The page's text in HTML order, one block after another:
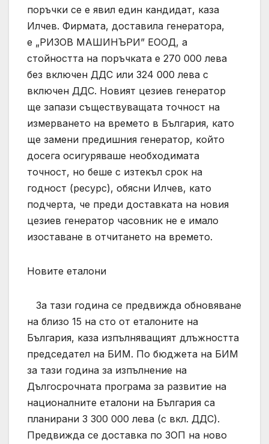
поръчки се е явил един кандидат, каза
Илчев. Фирмата, доставила генератора,
е „РИЗОВ МАШИНЪРИ” ЕООД, а
стойността на поръчката е 270 000 лева
без включен ДДС или 324 000 лева с
включен ДДС. Новият цезиев генератор
ще запази съществуващата точност на
измерването на времето в България, като
ще замени предишния генератор, който
досега осигуряваше необходимата
точност, но беше с изтекъл срок на
годност (ресурс), обясни Илчев, като
подчерта, че преди доставката на новия
цезиев генератор часовник не е имало
изоставане в отчитането на времето.
Новите еталони
За тази година се предвижда обновяване
на близо 15 на сто от еталоните на
България, каза изпълняващият длъжността
председател на БИМ. По бюджета на БИМ
за тази година за изпълнение на
Дългосрочната програма за развитие на
националните еталони на България са
планирани 3 300 000 лева (с вкл. ДДС).
Предвижда се доставка по ЗОП на ново